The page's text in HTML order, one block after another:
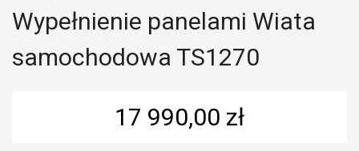
Wypełnienie panelami Wiata
samochodowa TS1270
17 990,00 zł